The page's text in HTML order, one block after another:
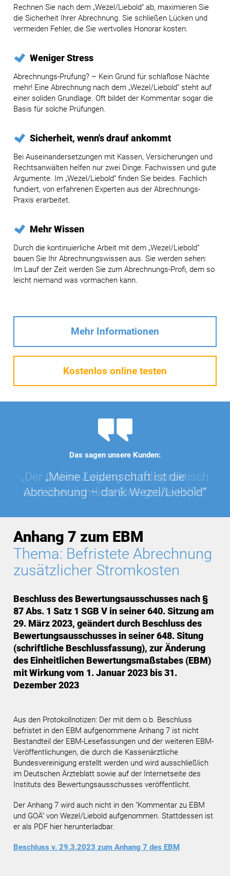
Rechnen Sie nach dem „Wezel/Liebold“ ab, maximieren Sie
die Sicherheit Ihrer Abrechnung. Sie schließen Lücken und
vermeiden Fehler, die Sie wertvolles Honorar kosten.
Weniger Stress
Abrechnungs-Prüfung? – Kein Grund für schlaflose Nächte
mehr! Eine Abrechnung nach dem „Wezel/Liebold“ steht auf
einer soliden Grundlage. Oft bildet der Kommentar sogar die
Basis für solche Prüfungen.
Sicherheit, wenn's drauf ankommt
Bei Auseinandersetzungen mit Kassen, Versicherungen und
Rechtsanwälten helfen nur zwei Dinge: Fachwissen und gute
Argumente. Im „Wezel/Liebold“ finden Sie beides. Fachlich
fundiert, von erfahrenen Experten aus der Abrechnungs-
Praxis erarbeitet.
Mehr Wissen
Durch die kontinuierliche Arbeit mit dem „Wezel/Liebold“
bauen Sie Ihr Abrechnungswissen aus. Sie werden sehen:
Im Lauf der Zeit werden Sie zum Abrechnungs-Profi, dem so
leicht niemand was vormachen kann.
Mehr Informationen
Kostenlos online testen
Das sagen unsere Kunden:
„Der Online Zugang ist toll: praktisch
und übersichtlich! Eine große Hilfe!“
„Meine Leidenschaft ist die
Abrechnung – dank Wezel/Liebold“
Anhang 7 zum EBM
Thema: Befristete Abrechnung
zusätzlicher Stromkosten
Beschluss des Bewertungsausschusses nach §
87 Abs. 1 Satz 1 SGB V in seiner 640. Sitzung am
29. März 2023, geändert durch Beschluss des
Bewertungsausschusses in seiner 648. Situng
(schriftliche Beschlussfassung), zur Änderung
des Einheitlichen Bewertungsmaßstabes (EBM)
mit Wirkung vom 1. Januar 2023 bis 31.
Dezember 2023
Aus den Protokollnotizen: Der mit dem o.b. Beschluss
befristet in den EBM aufgenommene Anhang 7 ist nicht
Bestandteil der EBM-Lesefassungen und der weiteren EBM-
Veröffentlichungen, die durch die Kassenärztliche
Bundesvereinigung erstellt werden und wird ausschließlich
im Deutschen Ärzteblatt sowie auf der Internetseite des
Instituts des Bewertungsausschusses veröffentlicht.
Der Anhang 7 wird auch nicht in den "Kommentar zu EBM
und GOÄ" von Wezel/Liebold aufgenommen. Stattdessen ist
er als PDF hier herunterladbar.
Beschluss v. 29.3.2023 zum Anhang 7 des EBM